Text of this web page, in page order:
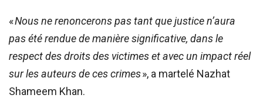
«Nous ne renoncerons pas tant que justice n’aura
pas été rendue de manière significative, dans le
respect des droits des victimes et avec un impact réel
sur les auteurs de ces crimes», a martelé Nazhat
Shameem Khan.